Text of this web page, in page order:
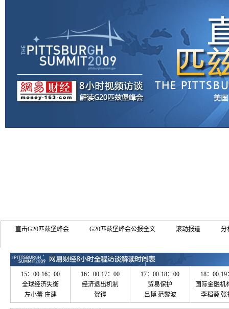
直击G20匹兹堡峰会 G20匹兹堡峰会公报全文 滚动报道
分
15：00-16：00
全球经济失衡
左小蕾 庄建
16：00-17：00
经济退出机制
贺铿
17：00-18：00
贸易保护
吕博 范黎波
18：00-19
国际金融机
李稻葵 张